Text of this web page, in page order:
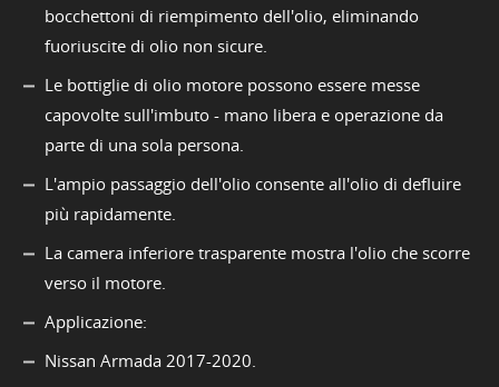
bocchettoni di riempimento dell'olio, eliminando
fuoriuscite di olio non sicure.
Le bottiglie di olio motore possono essere messe
capovolte sull'imbuto - mano libera e operazione da
parte di una sola persona.
L'ampio passaggio dell'olio consente all'olio di defluire
più rapidamente.
La camera inferiore trasparente mostra l'olio che scorre
verso il motore.
Applicazione:
Nissan Armada 2017-2020.